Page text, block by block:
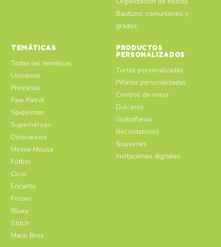
Bautizos, comuniones y
grados
TEMÁTICAS
Todas las temáticas
Unicornio
Princesas
Paw Patrol
Spiderman
Superhéroes
Dinosaurios
Minnie Mouse
Fútbol
Circo
Encanto
Frozen
Bluey
Stitch
Mario Bros
PRODUCTOS
PERSONALIZADOS
Tortas personalizadas
Piñatas personalizadas
Centros de mesa
Dulceros
Globoflexia
Recordatorios
Souvenirs
Invitaciones digitales